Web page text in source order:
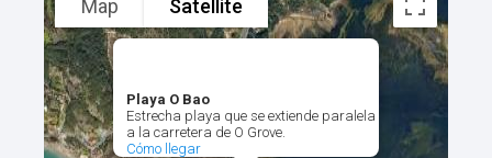
Playa O Bao
Estrecha playa que se extiende paralela
a la carretera de O Grove.
Cómo llegar
Map Satellite